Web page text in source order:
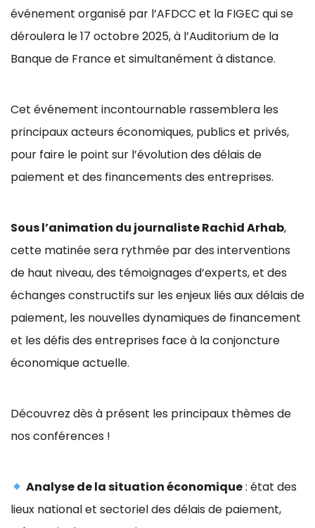
événement organisé par l’AFDCC et la FIGEC qui se
déroulera le 17 octobre 2025, à l’Auditorium de la
Banque de France et simultanément à distance.
Cet événement incontournable rassemblera les
principaux acteurs économiques, publics et privés,
pour faire le point sur l’évolution des délais de
paiement et des financements des entreprises.
Sous l’animation du journaliste Rachid Arhab,
cette matinée sera rythmée par des interventions
de haut niveau, des témoignages d’experts, et des
échanges constructifs sur les enjeux liés aux délais de
paiement, les nouvelles dynamiques de financement
et les défis des entreprises face à la conjoncture
économique actuelle.
Découvrez dès à présent les principaux thèmes de
nos conférences !
Analyse de la situation économique: état des
lieux national et sectoriel des délais de paiement,